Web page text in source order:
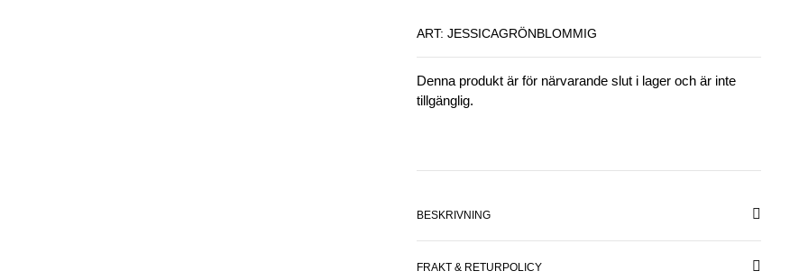
ART: JESSICAGRÖNBLOMMIG
Denna produkt är för närvarande slut i lager och är inte
tillgänglig.
BESKRIVNING
FRAKT & RETURPOLICY